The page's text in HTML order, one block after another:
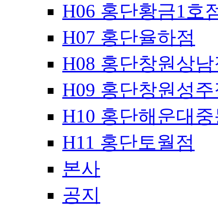
H06 홍단황금1호
H07 홍단율하점
H08 홍단창원상
H09 홍단창원성
H10 홍단해운대
H11 홍단토월점
본사
공지